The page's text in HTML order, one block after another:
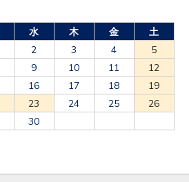
水 木 金
土
2 3 4
5
9 10 11
12
16 17 18
19
23 24 25
26
30